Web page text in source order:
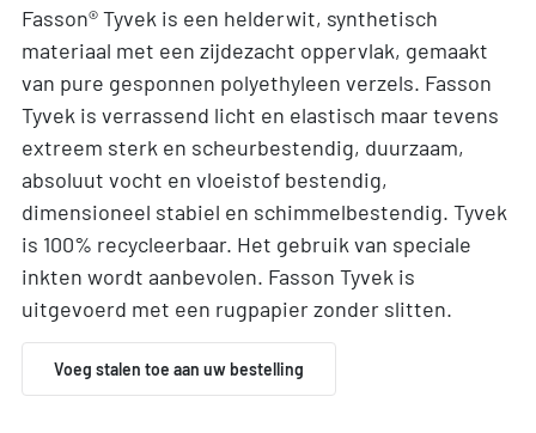
Fasson® Tyvek is een helderwit, synthetisch
materiaal met een zijdezacht oppervlak, gemaakt
van pure gesponnen polyethyleen verzels. Fasson
Tyvek is verrassend licht en elastisch maar tevens
extreem sterk en scheurbestendig, duurzaam,
absoluut vocht en vloeistof bestendig,
dimensioneel stabiel en schimmelbestendig. Tyvek
is 100% recycleerbaar. Het gebruik van speciale
inkten wordt aanbevolen. Fasson Tyvek is
uitgevoerd met een rugpapier zonder slitten.
Voeg stalen toe aan uw bestelling